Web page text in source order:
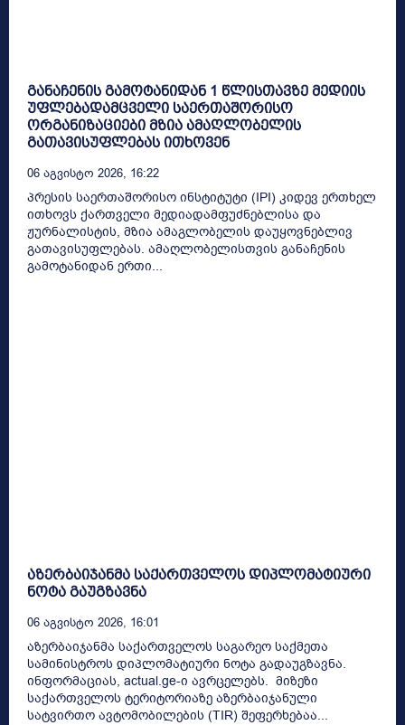
განაჩენის გამოტანიდან 1 წლისთავზე მედიის
უფლებადამცველი საერთაშორისო
ორგანიზაციები მზია ამაღლობელის
გათავისუფლებას ითხოვენ
06 Აგვისტო 2026, 16:22
პრესის საერთაშორისო ინსტიტუტი (IPI) კიდევ ერთხელ
ითხოვს ქართველი მედიადამფუძნებლისა და
ჟურნალისტის, მზია ამაგლობელის დაუყოვნებლივ
გათავისუფლებას. ამაღლობელისთვის განაჩენის
გამოტანიდან ერთი...
აზერბაიჯანმა საქართველოს დიპლომატიური
ნოტა გაუგზავნა
06 Აგვისტო 2026, 16:01
აზერბაიჯანმა საქართველოს საგარეო საქმეთა
სამინისტროს დიპლომატიური ნოტა გადაუგზავნა.
ინფორმაციას, actual.ge-ი ავრცელებს. მიზეზი
საქართველოს ტერიტორიაზე აზერბაიჯანული
სატვირთო ავტომობილების (TIR) შეფერხებაა...